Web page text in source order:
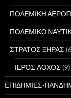
ΠΟΛΕΜΙΚΗ
ΠΟΛΕΜΙΚΟ
ΣΤΡΑΤΟΣ ΞΗΡΑΣ
ΙΕΡΟΣ ΛΟΧΟΣ (9)
ΕΠΙΔΗΜΙΕΣ-